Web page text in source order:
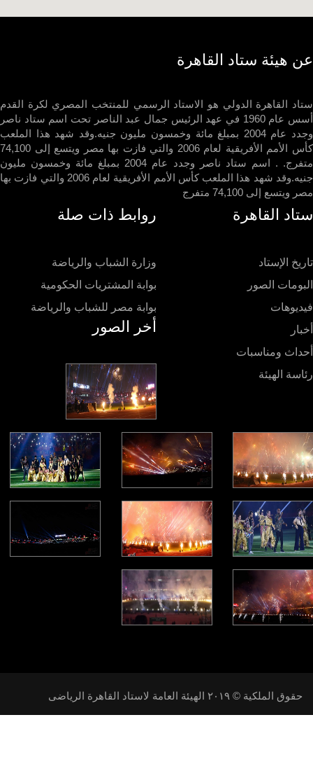
هيئة ستاد القاهرة
القاهرة الدولي هو الاستاد الرسمي للمنتخب المصري لكرة القدم
أسس عام 1960 في عهد الرئيس جمال عبد الناصر تحت اسم ستاد ناصر
وجدد عام 2004 بمبلغ مائة وخمسون مليون جنيه.وقد شهد هذا الملعب
كأس الأمم الأفريقية لعام 2006 والتي فازت بها مصر ويتسع إلى 74,100
متفرج. . اسم ستاد ناصر وجدد عام 2004 بمبلغ مائة وخمسون مليون
جنيه.وقد شهد هذا الملعب كأس الأمم الأفريقية لعام 2006 والتي فازت بها
إلى 74,100 متفرج
القاهرة
الإستاد
الصور
ومناسبات
الهيئة
روابط ذات صلة
وزارة الشباب والرياضة
بوابة المشتريات الحكومية
بوابة مصر للشباب والرياضة
أخر الصور
حقوق الملكية © ٢٠١۹ الهيئة العامة لاستاد القاهرة الرياضى